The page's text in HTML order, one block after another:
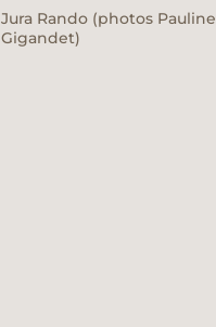
Jura Rando (photos Pauline
Gigandet)